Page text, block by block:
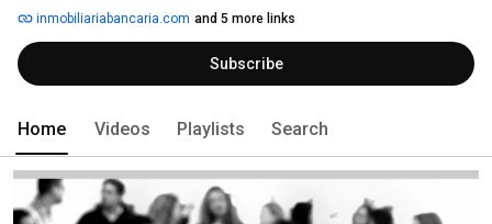
CALIDAD, Inmobiliaria Bancaria selecciona para ti entre todas las
VIVIENDAS que los bancos nos ofrecen y te enseñamos solo los chollos
que realmente valen la pena. Dinos dónde y buscaremos para ti.
inmobiliariabancaria.com and 5 more links
Subscribe
Home Videos Playlists Search